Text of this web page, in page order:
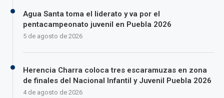
Agua Santa toma el liderato y va por el
pentacampeonato juvenil en Puebla 2026
5 de agosto de 2026
Herencia Charra coloca tres escaramuzas en zona
de finales del Nacional Infantil y Juvenil Puebla 2026
4 de agosto de 2026